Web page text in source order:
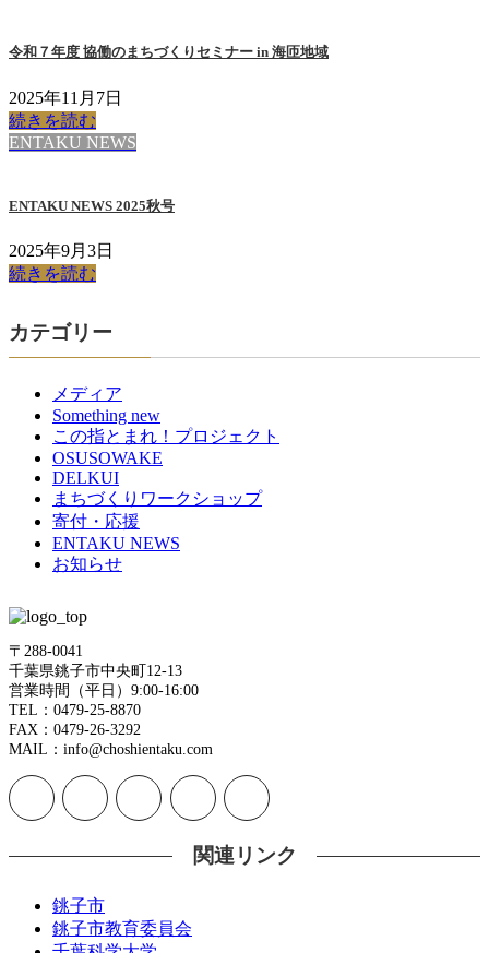
令和７年度 協働のまちづくりセミナー in 海匝地域
2025年11月7日
続きを読む
ENTAKU NEWS
ENTAKU NEWS 2025秋号
2025年9月3日
続きを読む
カテゴリー
メディア
Something new
この指とまれ！プロジェクト
OSUSOWAKE
DELKUI
まちづくりワークショップ
寄付・応援
ENTAKU NEWS
お知らせ
〒288-0041
千葉県銚子市中央町12-13
営業時間（平日）9:00-16:00
TEL：0479-25-8870
FAX：0479-26-3292
MAIL：info@choshientaku.com
関連リンク
銚子市
銚子市教育委員会